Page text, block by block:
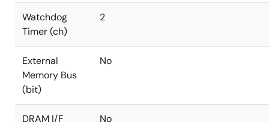
Watchdog
Timer (ch)
2
External
Memory Bus
(bit)
No
DRAM I/F No